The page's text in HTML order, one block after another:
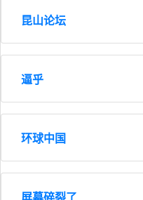
昆山论坛
逼乎
环球中国
屏幕碎裂了